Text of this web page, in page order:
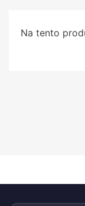
Na tento